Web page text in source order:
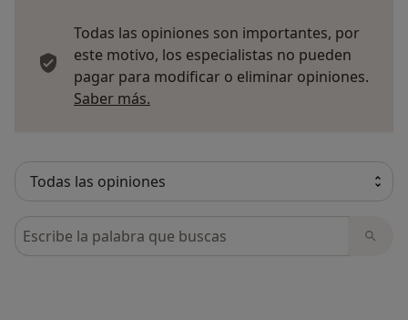
Todas las opiniones son importantes, por
este motivo, los especialistas no pueden
pagar para modificar o eliminar opiniones.
Saber más.
Busca en opiniones